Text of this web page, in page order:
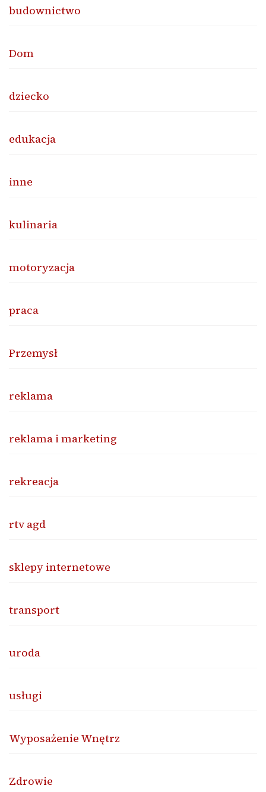
budownictwo
Dom
dziecko
edukacja
inne
kulinaria
motoryzacja
praca
Przemysł
reklama
reklama i marketing
rekreacja
rtv agd
sklepy internetowe
transport
uroda
usługi
Wyposażenie Wnętrz
Zdrowie